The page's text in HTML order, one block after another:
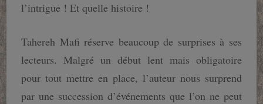
l’intrigue ! Et quelle histoire !
Tahereh Mafi réserve beaucoup de surprises à ses
lecteurs. Malgré un début lent mais obligatoire
pour tout mettre en place, l’auteur nous surprend
par une succession d’événements que l’on ne peut